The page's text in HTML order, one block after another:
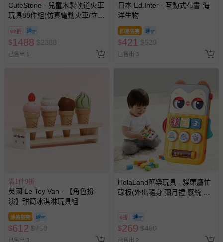
CuteStone - 兒童木製軌道火車
玩具88件組(仿真電動火車/立體
童節/生日禮物)
62折
$1488 $2388
已售出 1
日本 Ed.Inter - 互動式布書-海
洋生物
即將售完
$421 $520
已售出 3
滿1件9折
英國 Le Toy Van - 【角色扮
演】甜筒冰淇淋玩具組
即將售完
$612 $750
已售出 3
HolaLand匯樂玩具 - 貓頭鷹忙
碌板(外出隨身 彌月禮 感統 探
6折
$269 $450
已售出 2